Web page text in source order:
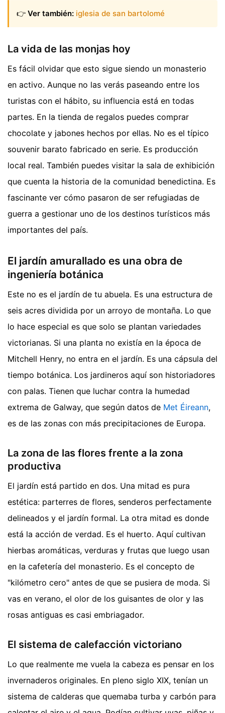
👉 Ver también: iglesia de san bartolomé
La vida de las monjas hoy
Es fácil olvidar que esto sigue siendo un monasterio
en activo. Aunque no las verás paseando entre los
turistas con el hábito, su influencia está en todas
partes. En la tienda de regalos puedes comprar
chocolate y jabones hechos por ellas. No es el típico
souvenir barato fabricado en serie. Es producción
local real. También puedes visitar la sala de exhibición
que cuenta la historia de la comunidad benedictina. Es
fascinante ver cómo pasaron de ser refugiadas de
guerra a gestionar uno de los destinos turísticos más
importantes del país.
El jardín amurallado es una obra de
ingeniería botánica
Este no es el jardín de tu abuela. Es una estructura de
seis acres dividida por un arroyo de montaña. Lo que
lo hace especial es que solo se plantan variedades
victorianas. Si una planta no existía en la época de
Mitchell Henry, no entra en el jardín. Es una cápsula del
tiempo botánica. Los jardineros aquí son historiadores
con palas. Tienen que luchar contra la humedad
extrema de Galway, que según datos de Met Éireann,
es de las zonas con más precipitaciones de Europa.
La zona de las flores frente a la zona
productiva
El jardín está partido en dos. Una mitad es pura
estética: parterres de flores, senderos perfectamente
delineados y el jardín formal. La otra mitad es donde
está la acción de verdad. Es el huerto. Aquí cultivan
hierbas aromáticas, verduras y frutas que luego usan
en la cafetería del monasterio. Es el concepto de
"kilómetro cero" antes de que se pusiera de moda. Si
vas en verano, el olor de los guisantes de olor y las
rosas antiguas es casi embriagador.
El sistema de calefacción victoriano
Lo que realmente me vuela la cabeza es pensar en los
invernaderos originales. En pleno siglo XIX, tenían un
sistema de calderas que quemaba turba y carbón para